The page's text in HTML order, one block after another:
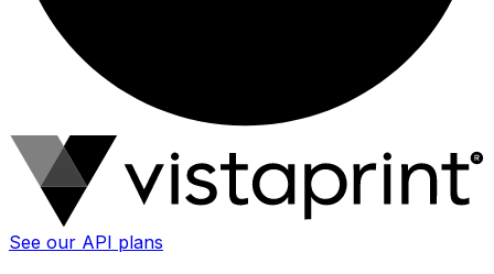
See our API plans